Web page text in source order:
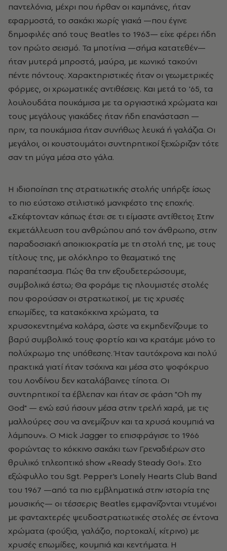
παντελόνια, μέχρι που ήρθαν οι καμπάνες, ήταν
εφαρμοστά, το σακάκι χωρίς γιακά —που έγινε
δημοφιλές από τους Beatles το 1963— είχε φέρει ήδη
τον πρώτο σεισμό. Τα μποτίνια —σήμα κατατεθέν—
ήταν μυτερά μπροστά, μαύρα, με κωνικό τακούνι
πέντε πόντους. Χαρακτηριστικές ήταν οι γεωμετρικές
φόρμες, οι χρωματικές αντιθέσεις. Και μετά το '65, τα
λουλουδάτα πουκάμισα με τα οργιαστικά χρώματα και
τους μεγάλους γιακάδες ήταν ήδη επανάσταση —
πριν, τα πουκάμισα ήταν συνήθως λευκά ή γαλάζια. Οι
μεγάλοι, οι κουστουμάτοι συντηρητικοί ξεχώριζαν τότε
σαν τη μύγα μέσα στο γάλα.
Η ιδιοποίηση της στρατιωτικής στολής υπήρξε ίσως
το πιο εύστοχο στιλιστικό μανιφέστο της εποχής.
«Σκέφτονταν κάπως έτσι: σε τι είμαστε αντίθετοι; Στην
εκμετάλλευση του ανθρώπου από τον άνθρωπο, στην
παραδοσιακή αποικιοκρατία με τη στολή της, με τους
τίτλους της, με ολόκληρο το θεαματικό της
παραπέτασμα. Πώς θα την εξουδετερώσουμε,
συμβολικά έστω; Θα φοράμε τις πλουμιστές στολές
που φορούσαν οι στρατιωτικοί, με τις χρυσές
επωμίδες, τα κατακόκκινα χρώματα, τα
χρυσοκεντημένα κολάρα, ώστε να εκμηδενίζουμε το
βαρύ συμβολικό τους φορτίο και να κρατάμε μόνο το
πολύχρωμο της υπόθεσης. Ήταν ταυτόχρονα και πολύ
πρακτικά γιατί ήταν τσόχινα και μέσα στο ψοφόκρυο
του Λονδίνου δεν καταλάβαινες τίποτα. Οι
συντηρητικοί τα έβλεπαν και ήταν σε φάση "Oh my
God" — ενώ εσύ ήσουν μέσα στην τρελή χαρά, με τις
μαλλούρες σου να ανεμίζουν και τα χρυσά κουμπιά να
λάμπουν». Ο Mick Jagger το επισφράγισε το 1966
φορώντας το κόκκινο σακάκι των Γρεναδιέρων στο
θρυλικό τηλεοπτικό show «Ready Steady Go!». Στο
εξώφυλλο του Sgt. Pepper's Lonely Hearts Club Band
του 1967 —από τα πιο εμβληματικά στην ιστορία της
μουσικής— οι τέσσερις Beatles εμφανίζονται ντυμένοι
με φανταχτερές ψευδοστρατιωτικές στολές σε έντονα
χρώματα (φούξια, γαλάζιο, πορτοκαλί, κίτρινο) με
χρυσές επωμίδες, κουμπιά και κεντήματα. Η